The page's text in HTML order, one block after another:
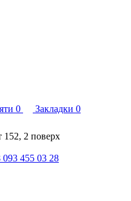
0 Закладки 0
152, 2 поверх
093 455 03 28